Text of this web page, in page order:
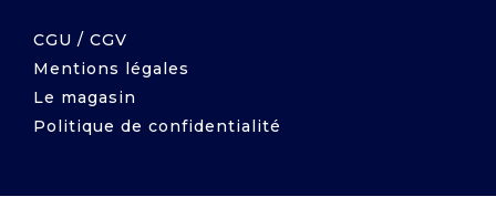
CGU / CGV
Mentions légales
Le magasin
Politique de confidentialité